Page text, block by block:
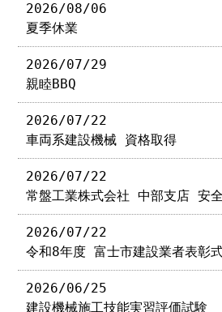
2026/08/06
夏季休業
2026/07/29
親睦BBQ
2026/07/22
車両系建設機械 資格取得
2026/07/22
常盤工業株式会社 中部支店 安
2026/07/22
令和8年度 富士市建設業者表彰
2026/06/25
建設機械施工技能実習評価試験